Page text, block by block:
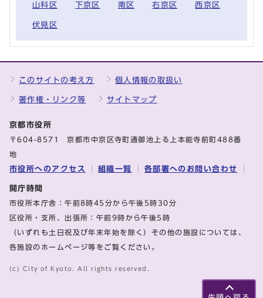
山科区 下京区 南区 右京区 西京区
伏見区
このサイトの考え方 個人情報の取扱い
著作権・リンク等 サイトマップ
京都市役所
〒604-8571 京都市中京区寺町通御池上る上本能寺前町488番
地
市役所へのアクセス 組織一覧 各部署へのお問い合わせ
開庁時間
市役所本庁舎：午前8時45分から午後5時30分
区役所・支所、出張所：午前9時から午後5時
（いずれも土日祝及び年末年始を除く）その他の施設については、
各施設のホームページ等をご覧ください。
(c) City of Kyoto. All rights reserved.